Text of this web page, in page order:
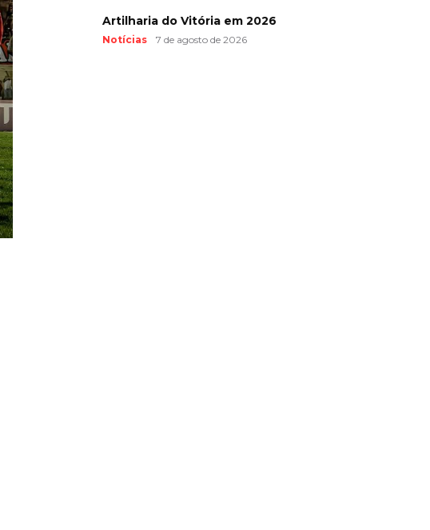
Artilharia do Vitória em 2026
Notícias 7 de agosto de 2026